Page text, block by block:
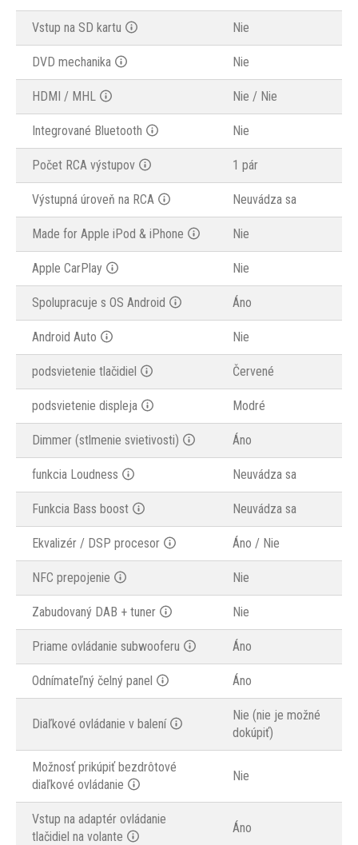
Vstup na SD kartu Nie
DVD mechanika Nie
HDMI / MHL Nie / Nie
Integrované Bluetooth Nie
Počet RCA výstupov 1 pár
Výstupná úroveň na RCA Neuvádza sa
Made for Apple iPod & iPhone Nie
Apple CarPlay Nie
Spolupracuje s OS Android Áno
Android Auto Nie
podsvietenie tlačidiel Červené
podsvietenie displeja Modré
Dimmer (stlmenie svietivosti) Áno
funkcia Loudness Neuvádza sa
Funkcia Bass boost Neuvádza sa
Ekvalizér / DSP procesor Áno / Nie
NFC prepojenie Nie
Zabudovaný DAB + tuner Nie
Priame ovládanie subwooferu Áno
Odnímateľný čelný panel Áno
Diaľkové ovládanie v balení
Nie (nie je možné
dokúpiť)
Možnosť prikúpiť bezdrôtové
diaľkové ovládanie
Nie
Vstup na adaptér ovládanie
tlačidiel na volante
Áno